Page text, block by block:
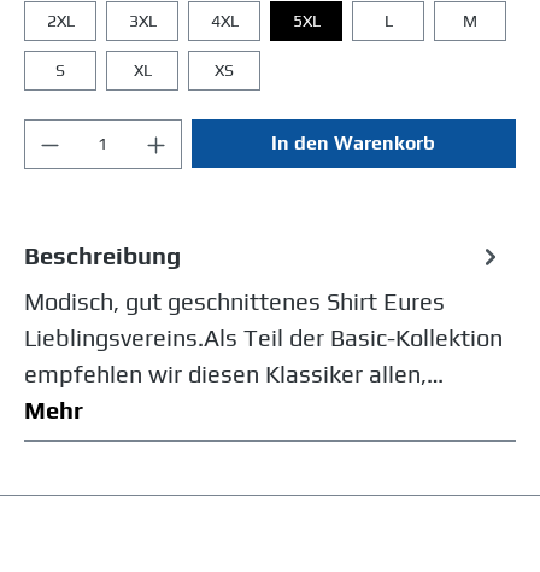
2XL 3XL 4XL 5XL L M
S XL XS
In den Warenkorb
Beschreibung
Modisch, gut geschnittenes Shirt Eures
Lieblingsvereins.Als Teil der Basic-Kollektion
empfehlen wir diesen Klassiker allen,…
Mehr